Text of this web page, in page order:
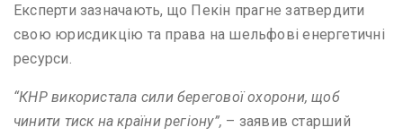
Експерти зазначають, що Пекін прагне затвердити
свою юрисдикцію та права на шельфові енергетичні
ресурси.
“КНР використала сили берегової охорони, щоб
чинити тиск на країни регіону”, – заявив старший